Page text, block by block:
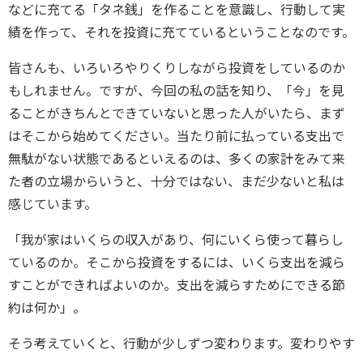
などに充てる「タネ銭」を作ることを意識し、行動して実
績を作って、それを投資に充てているということなのです。
皆さんも、いろいろやりくりしながら投資をしているのか
もしれません。ですが、今回の私の話を知り、「今」を見
ることがきちんとできていないと思った人がいたら、まず
はそこから始めてください。当たり前に払っている支出で
無駄がない状態であるといえるのは、多くの家計をみて来
た者の立場からいうと、十分ではない、まだ少ないと私は
感じています。
「我が家はいくらの収入があり、何にいくら使って暮らし
ているのか。そこから投資をするには、いくら支出を減ら
すことができればよいのか。支出を減らすためにできる節
約は何か」。
そう考えていくと、行動が少しずつ変わります。変わりやす